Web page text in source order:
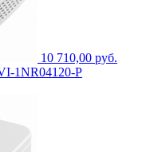
10 710,00 руб.
1NR04120-P